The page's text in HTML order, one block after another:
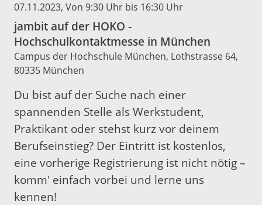
07.11.2023, Von 9:30 Uhr bis 16:30 Uhr
jambit auf der HOKO -
Hochschulkontaktmesse in München
Campus der Hochschule München, Lothstrasse 64,
80335 München
Du bist auf der Suche nach einer
spannenden Stelle als Werkstudent,
Praktikant oder stehst kurz vor deinem
Berufseinstieg? Der Eintritt ist kostenlos,
eine vorherige Registrierung ist nicht nötig –
komm' einfach vorbei und lerne uns
kennen!